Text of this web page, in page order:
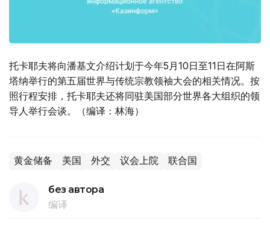
托卡耶夫将向潘基文介绍计划于今年5月10日至11日在阿斯
塔纳举行的第五届世界与传统宗教领袖大会的相关情况。按
照行程安排，托卡耶夫还将同驻美国部分世界各大组织的领
导人举行会谈。（编译：林海）
黄金储备 美国 外交 议会上院 联合国
без автора
编译